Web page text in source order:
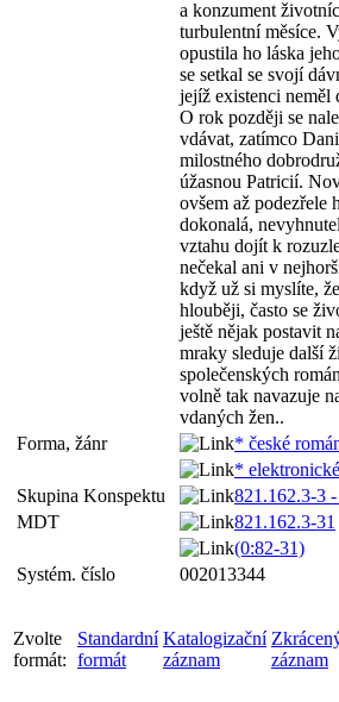
a konzument
turbulentní měsíce.
opustila ho láska
se setkal se svojí
jejíž existenci neměl
O rok později se
vdávat, zatímco
milostného
úžasnou Patricií.
ovšem až podezřele
dokonalá,
vztahu dojít k
nečekal ani v
když už si myslíte,
hlouběji, často se
ještě nějak postavit
mraky sleduje další
společenských
volně tak navazuje
vdaných žen..
Forma, žánr
* české
*
Skupina Konspektu
821.162.3-3
MDT
821.162.3-31
(0:82-31)
Systém. číslo
002013344
Zvolte
formát:
Standardní
formát
Katalogizační
záznam
záznam